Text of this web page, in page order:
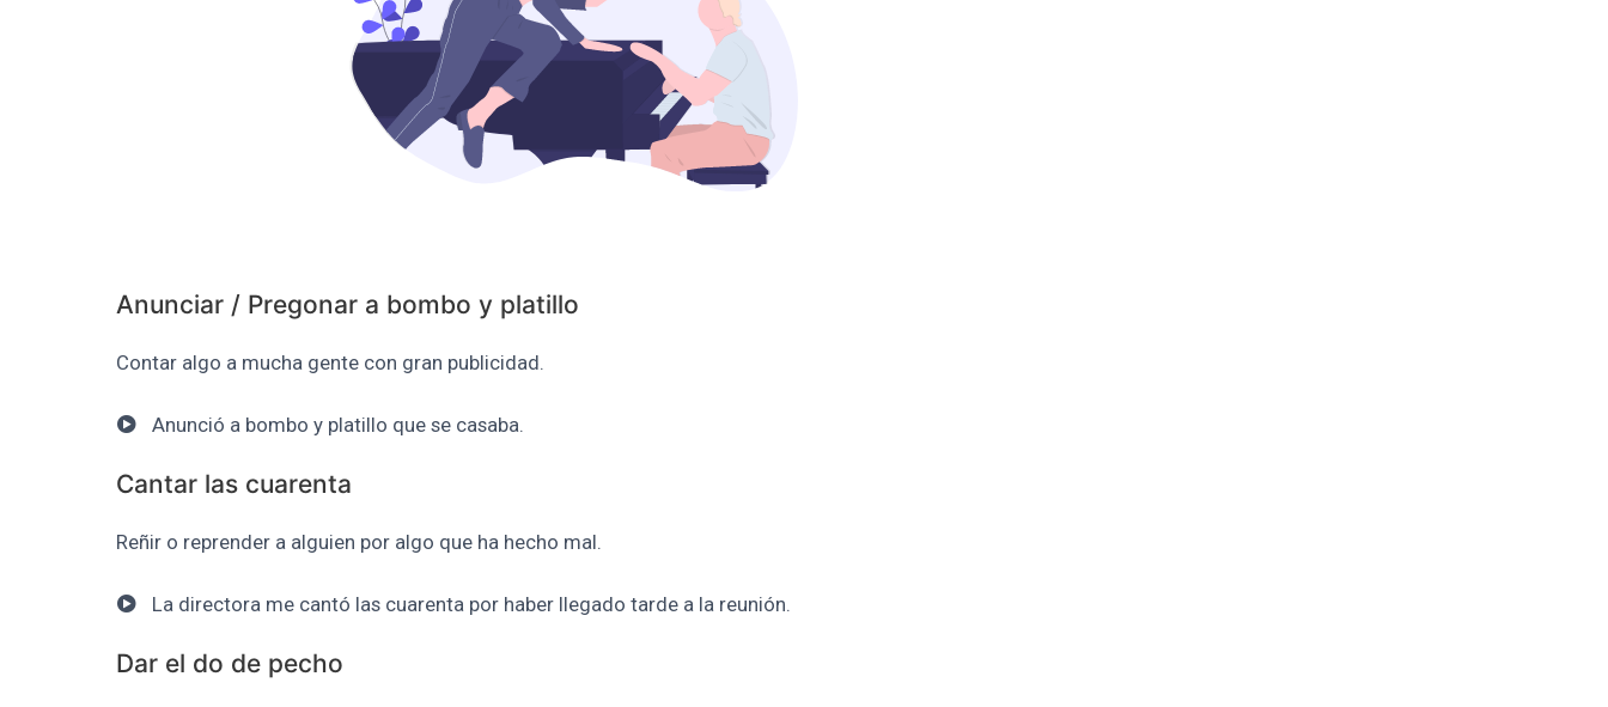
Anunciar / Pregonar a bombo y platillo
Contar algo a mucha gente con gran publicidad.
Anunció a bombo y platillo que se casaba.
Cantar las cuarenta
Reñir o reprender a alguien por algo que ha hecho mal.
La directora me cantó las cuarenta por haber llegado tarde a la reunión.
Dar el do de pecho